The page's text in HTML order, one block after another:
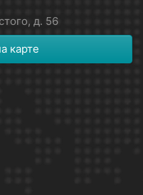
д. 56
карте